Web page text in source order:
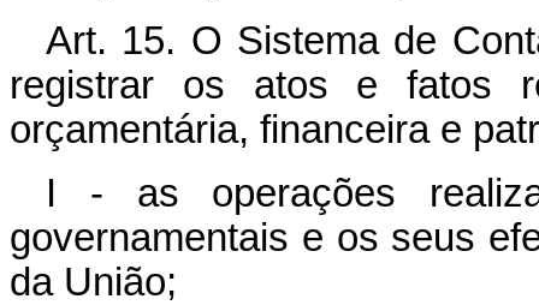
Art. 15. O Sistema de
registrar os atos e fatos
orçamentária, financeira e
I - as operações
governamentais e os seus
da União;